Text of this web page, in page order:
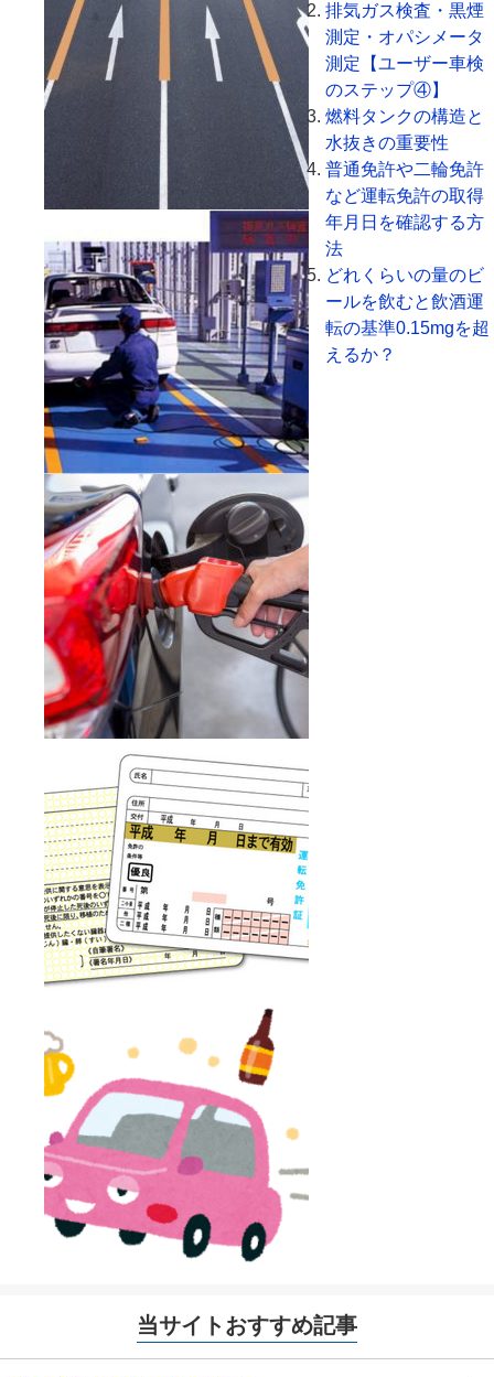
排気ガス検査・黒煙
測定・オパシメータ
測定【ユーザー車検
のステップ④】
燃料タンクの構造と
水抜きの重要性
普通免許や二輪免許
など運転免許の取得
年月日を確認する方
法
どれくらいの量のビ
ールを飲むと飲酒運
転の基準0.15mgを超
えるか？
当サイトおすすめ記事